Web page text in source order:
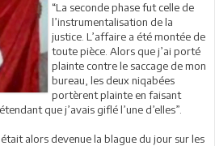
“La seconde phase fut celle de
l’instrumentalisation de la
justice. L’affaire a été montée de
toute pièce. Alors que j’ai porté
plainte contre le saccage de mon
bureau, les deux niqabées
portèrent plainte en faisant
que j’avais giflé l’une d’elles”.
alors devenue la blague du jour sur les